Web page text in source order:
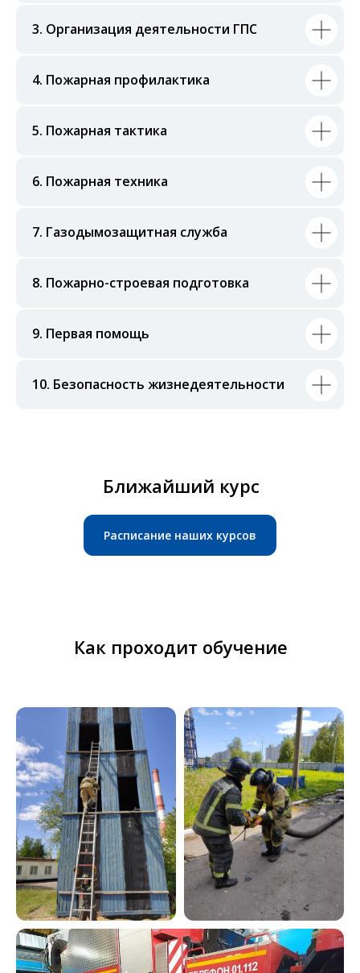
3. Организация деятельности ГПС
4. Пожарная профилактика
5. Пожарная тактика
6. Пожарная техника
7. Газодымозащитная служба
8. Пожарно-строевая подготовка
9. Первая помощь
10. Безопасность жизнедеятельности
Расписание наших курсов
Ближайший курс
Как проходит обучение